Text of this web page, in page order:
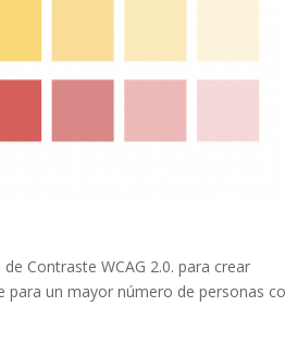
Contraste WCAG 2.0. para crear
para un mayor número de personas